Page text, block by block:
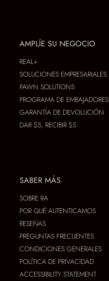
AMPLÍE SU NEGOCIO
REAL+
SOLUCIONES EMPRESARIALES
PAWN SOLUTIONS
PROGRAMA DE EMBAJADORES
GARANTÍA DE DEVOLUCIÓN
DAR $5, RECIBIR $5
SABER MÁS
SOBRE RA
POR QUÉ AUTENTICAMOS
RESEÑAS
PREGUNTAS FRECUENTES
CONDICIONES GENERALES
POLÍTICA DE PRIVACIDAD
ACCESSIBILITY STATEMENT